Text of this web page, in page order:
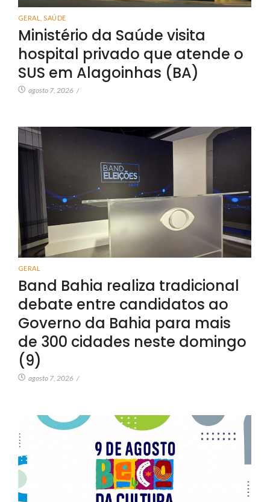
GERAL SAÚDE
Ministério da Saúde visita
hospital privado que atende o
SUS em Alagoinhas (BA)
agosto 7, 2026 /
GERAL
Band Bahia realiza tradicional
debate entre candidatos ao
Governo da Bahia para mais
de 300 cidades neste domingo
(9)
agosto 7, 2026 /